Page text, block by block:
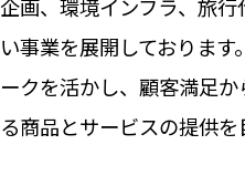
企画、環境インフラ、旅
い事業を展開しておりま
ークを活かし、顧客満足
る商品とサービスの提供を